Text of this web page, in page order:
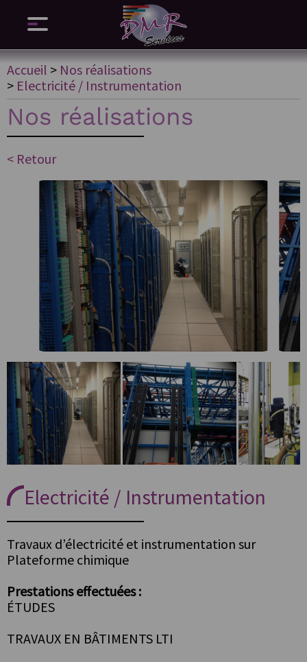
Accueil > Nos réalisations
> Electricité / Instrumentation
Nos réalisations
< Retour
Electricité / Instrumentation
Travaux d’électricité et instrumentation sur
Plateforme chimique
Prestations effectuées :
ÉTUDES
TRAVAUX EN BÂTIMENTS LTI